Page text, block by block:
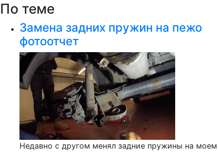
По теме
Замена задних пружин на пежо
фотоотчет
Недавно с другом менял задние пружины на моем